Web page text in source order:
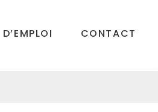
CONTACT